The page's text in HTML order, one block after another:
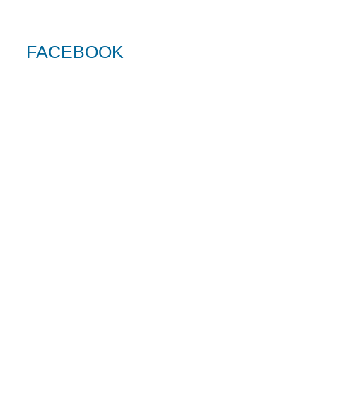
FACEBOOK